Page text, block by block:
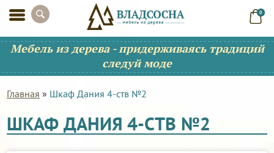
0
Мебель из дерева - придерживаясь традиций
следуй моде
Главная » Шкаф Дания 4-ств №2
ШКАФ ДАНИЯ 4-СТВ №2